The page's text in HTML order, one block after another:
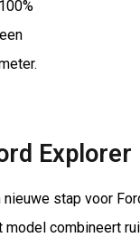
Explorer
stap voor
model combineert